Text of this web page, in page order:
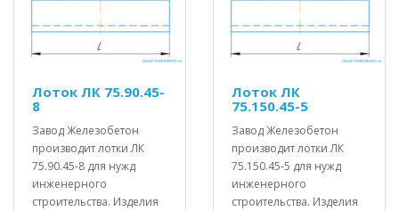
Лоток ЛК 75.90.45-
8
Завод Железобетон
производит лотки ЛК
75.90.45-8 для нужд
инженерного
строительства. Изделия
Лоток ЛК
75.150.45-5
Завод Железобетон
производит лотки ЛК
75.150.45-5 для нужд
инженерного
строительства. Изделия